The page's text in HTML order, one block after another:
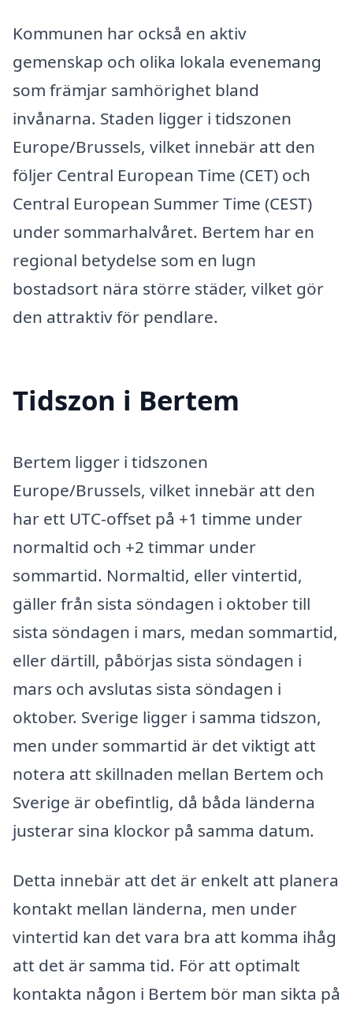
Kommunen har också en aktiv
gemenskap och olika lokala evenemang
som främjar samhörighet bland
invånarna. Staden ligger i tidszonen
Europe/Brussels, vilket innebär att den
följer Central European Time (CET) och
Central European Summer Time (CEST)
under sommarhalvåret. Bertem har en
regional betydelse som en lugn
bostadsort nära större städer, vilket gör
den attraktiv för pendlare.
Tidszon i Bertem
Bertem ligger i tidszonen
Europe/Brussels, vilket innebär att den
har ett UTC-offset på +1 timme under
normaltid och +2 timmar under
sommartid. Normaltid, eller vintertid,
gäller från sista söndagen i oktober till
sista söndagen i mars, medan sommartid,
eller därtill, påbörjas sista söndagen i
mars och avslutas sista söndagen i
oktober. Sverige ligger i samma tidszon,
men under sommartid är det viktigt att
notera att skillnaden mellan Bertem och
Sverige är obefintlig, då båda länderna
justerar sina klockor på samma datum.
Detta innebär att det är enkelt att planera
kontakt mellan länderna, men under
vintertid kan det vara bra att komma ihåg
att det är samma tid. För att optimalt
kontakta någon i Bertem bör man sikta på